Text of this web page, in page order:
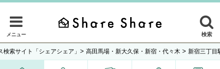
メニュー 検索
検索サイト「シェアシェア」 > 高田馬場・新大久保・新宿・代々木 > 新宿三丁目